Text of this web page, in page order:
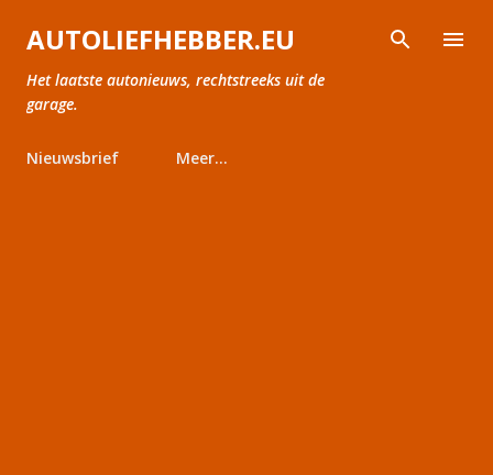
Doorgaan naar hoofdcontent
AUTOLIEFHEBBER.EU
Het laatste autonieuws, rechtstreeks uit de
garage.
Nieuwsbrief Meer…